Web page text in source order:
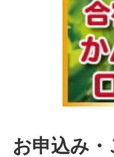
お申込み